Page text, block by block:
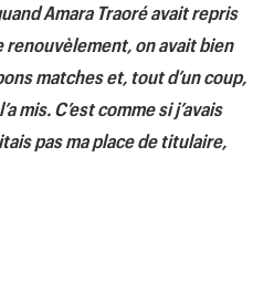
Amara Traoré avait repris
renouvèlement, on avait bien
matches et, tout d’un coup,
mis. C’est comme si j’avais
pas ma place de titulaire,